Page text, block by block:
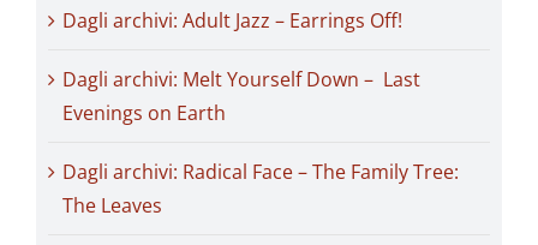
Dagli archivi: Adult Jazz – Earrings Off!
Dagli archivi: Melt Yourself Down – Last
Evenings on Earth
Dagli archivi: Radical Face – The Family Tree:
The Leaves